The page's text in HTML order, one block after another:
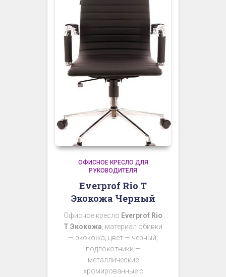
ОФИСНОЕ КРЕСЛО ДЛЯ
РУКОВОДИТЕЛЯ
Everprof Rio T
Экокожа Черный
Офисное кресло Everprof Rio
T Экокожа , материал обивки
— экокожа; цвет — черный;
подлокотники —
металлические
хромированные с